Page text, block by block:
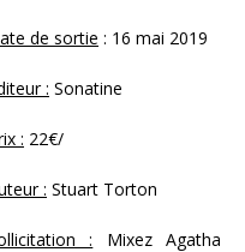
de sortie : 16 mai 2019
: Sonatine
: 22€/
: Stuart Torton
: Mixez Agatha